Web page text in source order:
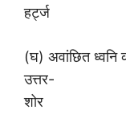
हर्ट्ज
(घ) अवांछित
उत्तर-
शोर